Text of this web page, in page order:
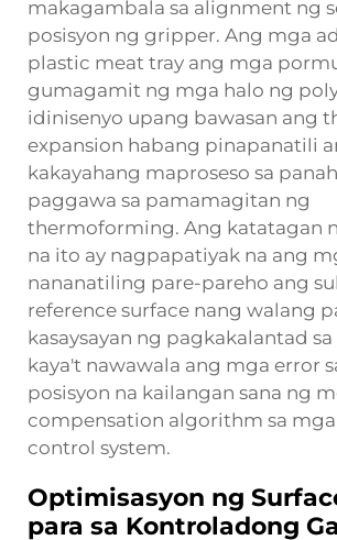
makagambala sa alignment ng
posisyon ng gripper. Ang mga
plastic meat tray ang mga
gumagamit ng mga halo ng
idinisenyo upang bawasan ang
expansion habang pinapanatili
kakayahang maproseso sa
paggawa sa pamamagitan ng
thermoforming. Ang katatagan
na ito ay nagpapatiyak na ang
nananatiling pare-pareho ang
reference surface nang walang
kasaysayan ng pagkakalantad
kaya't nawawala ang mga error
posisyon na kailangan sana ng
compensation algorithm sa
control system.
Optimisasyon ng
para sa Kontroladong